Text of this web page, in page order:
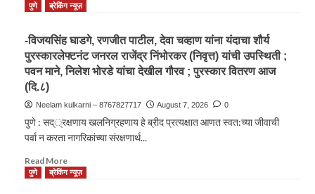
पुणे ब्रेकिंग न्यूज़
-विजयसिंह घाडगे, रणजीत पाटील, देवा चव्हाण यांना यंदाचा शौर्य
पुरस्कारलेफ्टनंट जनरल राजेंद्र निंभोरकर (निवृत्त) यांची उपस्थिती ;
पवन माने, निलेश भोरडे यांचा देखील गौरव ; पुरस्कार वितरण आज
(दि.८)
Neelam kulkarni – 8767827717 August 7, 2026 0
पुणे : सद््रक्षणाय खलनिग्रहणाय हे ब्रीद प्रत्यक्षात आणत स्वत:च्या जीवाची
पर्वा न करता नागरिकांच्या संरक्षणार्थ...
Read More
पुणे ब्रेकिंग न्यूज़